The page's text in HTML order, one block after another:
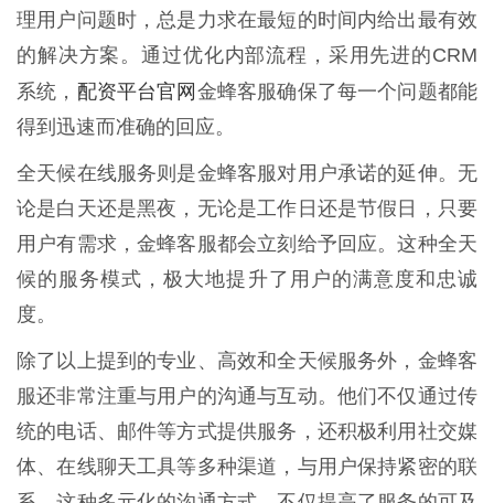
理用户问题时，总是力求在最短的时间内给出最有效
的解决方案。通过优化内部流程，采用先进的CRM
系统， 配资平台官网金蜂客服确保了每一个问题都能
得到迅速而准确的回应。
全天候在线服务则是金蜂客服对用户承诺的延伸。无
论是白天还是黑夜，无论是工作日还是节假日，只要
用户有需求，金蜂客服都会立刻给予回应。这种全天
候的服务模式，极大地提升了用户的满意度和忠诚
度。
除了以上提到的专业、高效和全天候服务外，金蜂客
服还非常注重与用户的沟通与互动。他们不仅通过传
统的电话、邮件等方式提供服务，还积极利用社交媒
体、在线聊天工具等多种渠道，与用户保持紧密的联